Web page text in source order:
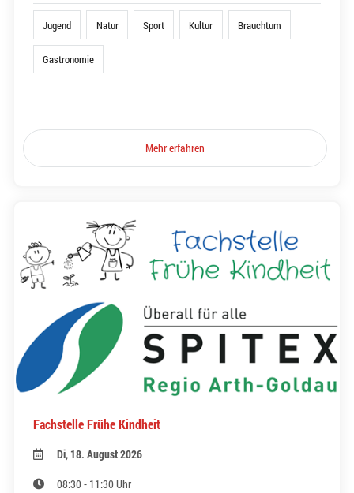
Jugend Natur Sport Kultur Brauchtum
Gastronomie
Mehr erfahren
Fachstelle Frühe Kindheit
Di, 18. August 2026
08:30 - 11:30 Uhr